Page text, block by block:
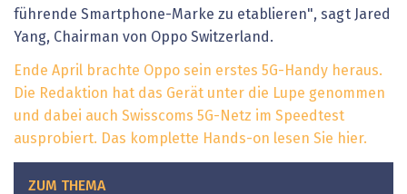
führende Smartphone-Marke zu etablieren", sagt Jared
Yang, Chairman von Oppo Switzerland.
Ende April brachte Oppo sein erstes 5G-Handy heraus.
Die Redaktion hat das Gerät unter die Lupe genommen
und dabei auch Swisscoms 5G-Netz im Speedtest
ausprobiert. Das komplette Hands-on lesen Sie hier.
ZUM THEMA